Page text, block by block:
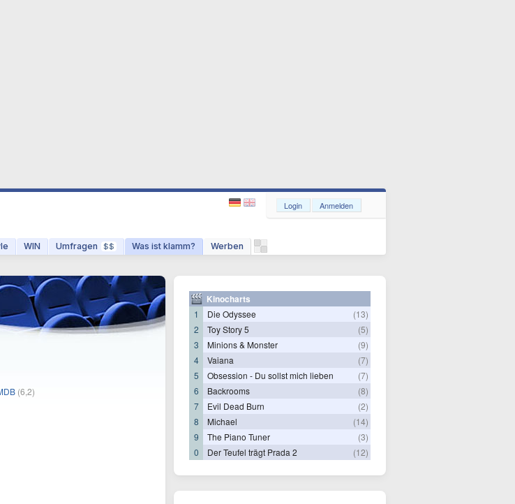
WIN Umfragen $$ Was ist klamm? Werben
Login Anmelden
(6,2)
Kinocharts
1 Die Odyssee
(13)
2
Toy Story 5
(5)
3
Minions & Monster
(9)
4
Vaiana
(7)
5
Obsession - Du sollst mich lieben
(7)
6
Backrooms
(8)
7
Evil Dead Burn
(2)
8
Michael
(14)
9
The Piano Tuner
(3)
0
Der Teufel trägt Prada 2 (12)